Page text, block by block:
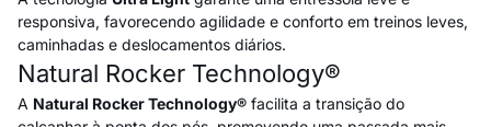
responsiva, favorecendo agilidade e conforto em treinos leves,
caminhadas e deslocamentos diários.
Natural Rocker Technology®
A Natural Rocker Technology® facilita a transição do